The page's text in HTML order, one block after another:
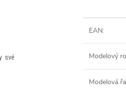
své
EAN:
Modelový
Modelová